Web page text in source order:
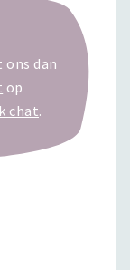
dan
op
chat.